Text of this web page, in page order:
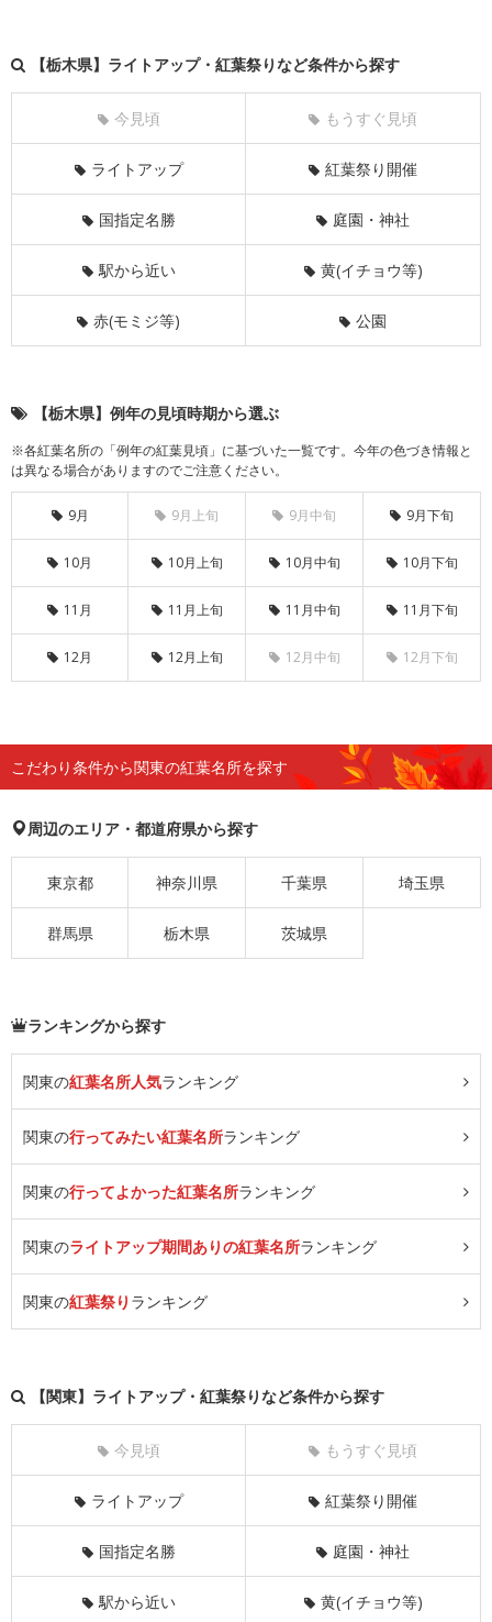
【栃木県】ライトアップ・紅葉祭りなど条件から探す
今見頃 もうすぐ見頃
ライトアップ 紅葉祭り開催
国指定名勝 庭園・神社
駅から近い 黄(イチョウ等)
赤(モミジ等) 公園
【栃木県】例年の見頃時期から選ぶ
※各紅葉名所の「例年の紅葉見頃」に基づいた一覧です。今年の色づき情報と
は異なる場合がありますのでご注意ください。
9月 9月上旬 9月中旬 9月下旬
10月 10月上旬 10月中旬 10月下旬
11月 11月上旬 11月中旬 11月下旬
12月 12月上旬 12月中旬 12月下旬
こだわり条件から関東の紅葉名所を探す
周辺のエリア・都道府県から探す
東京都 神奈川県 千葉県 埼玉県
群馬県 栃木県 茨城県
ランキングから探す
関東の紅葉名所人気ランキング
関東の行ってみたい紅葉名所ランキング
関東の行ってよかった紅葉名所ランキング
関東のライトアップ期間ありの紅葉名所ランキング
関東の紅葉祭り ランキング
【関東】ライトアップ・紅葉祭りなど条件から探す
今見頃 もうすぐ見頃
ライトアップ 紅葉祭り開催
国指定名勝 庭園・神社
駅から近い 黄(イチョウ等)